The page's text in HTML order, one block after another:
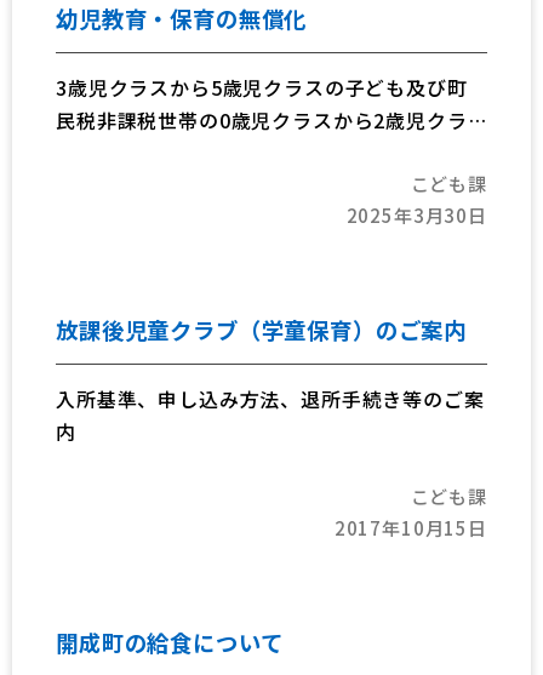
幼児教育・保育の無償化
3歳児クラスから5歳児クラスの子ども及び町
民税非課税世帯の0歳児クラスから2歳児クラ
こども課
2025年3月30日
放課後児童クラブ（学童保育）のご案内
入所基準、申し込み方法、退所手続き等のご案
内
こども課
2017年10月15日
開成町の給食について